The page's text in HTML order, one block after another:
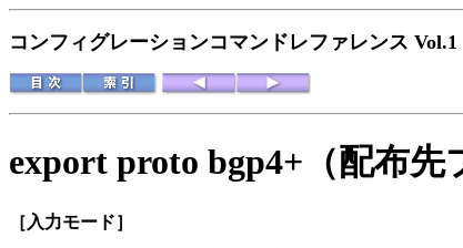
コンフィグレーションコマンドレファレンス Vol.1
export proto bgp4+ （配布
［入力モード］